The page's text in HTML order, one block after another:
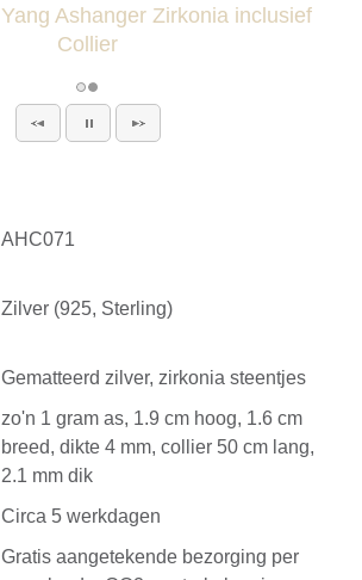
AHC071
Zilver (925, Sterling)
Gematteerd zilver, zirkonia steentjes
zo'n 1 gram as, 1.9 cm hoog, 1.6 cm
breed, dikte 4 mm, collier 50 cm lang,
2.1 mm dik
Circa 5 werkdagen
Gratis aangetekende bezorging per